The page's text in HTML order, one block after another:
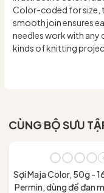
Color-coded for size,
smooth join ensures
needles work with
kinds of knitting
CÙNG BỘ SƯU
Sợi Maja Color, 50g -
Permin, dùng để đan